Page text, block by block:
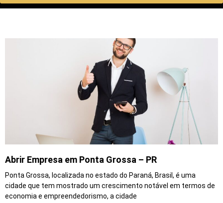
Abrir Empresa em Ponta Grossa – PR
Ponta Grossa, localizada no estado do Paraná, Brasil, é uma
cidade que tem mostrado um crescimento notável em termos de
economia e empreendedorismo, a cidade